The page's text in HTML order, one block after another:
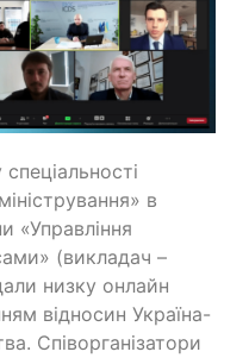
в
«Управління
(викладач –
низку онлайн
відносин Україна-
Співорганізатори